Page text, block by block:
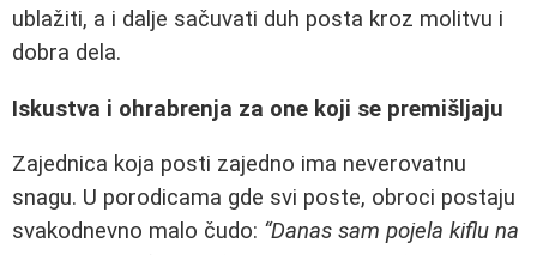
ublažiti, a i dalje sačuvati duh posta kroz molitvu i
dobra dela.
Iskustva i ohrabrenja za one koji se premišljaju
Zajednica koja posti zajedno ima neverovatnu
snagu. U porodicama gde svi poste, obroci postaju
svakodnevno malo čudo: “Danas sam pojela kiflu na